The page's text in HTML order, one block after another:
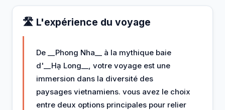
🛣️ L'expérience du voyage
De __Phong Nha__ à la mythique baie
d'__Hạ Long__, votre voyage est une
immersion dans la diversité des
paysages vietnamiens. vous avez le choix
entre deux options principales pour relier